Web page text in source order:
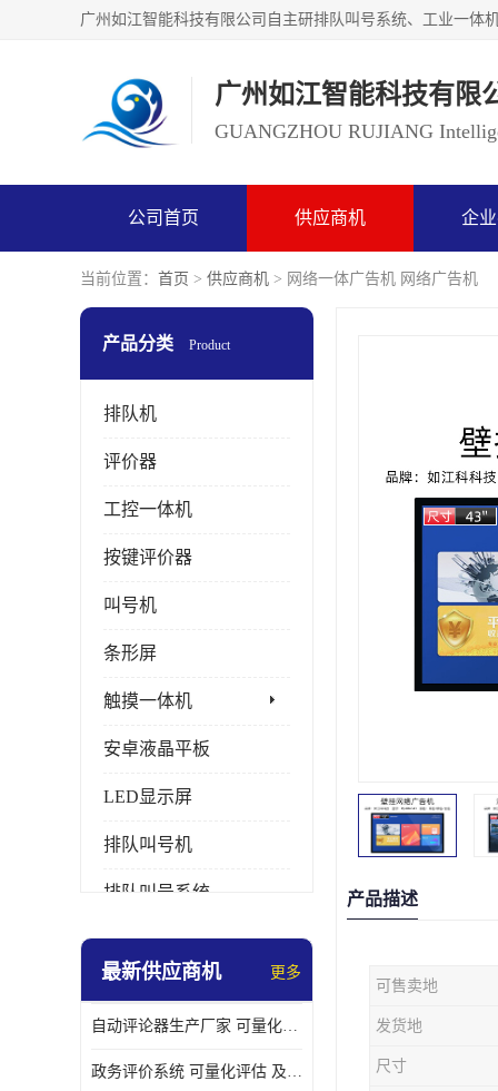
广州如江智能科技有限
GUANGZHOU RUJIANG
公司首页 供应商机 企
当前位置： 首页 > 供应商机 > 网络一体广告机 网络广告机
产品分类 Product
排队机
评价器
工控一体机
按键评价器
叫号机
条形屏
触摸一体机
安卓液晶平板
LED显示屏
排队叫号机
排队叫号系统
拼接屏
壁挂广告机
液晶广告机
最新供应商机 更多
自动评论器生产厂家 可量化评估 适用于多种应用场景
政务评价系统 可量化评估 及时提供反馈
产品描述
可售卖地
发货地
尺寸